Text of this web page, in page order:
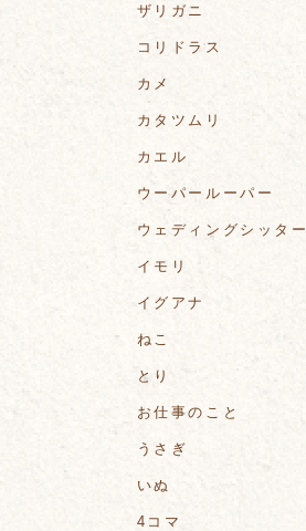
ザリガニ
コリドラス
カメ
カタツムリ
カエル
ウーパールーパー
ウェディングシッター
イモリ
イグアナ
ねこ
とり
お仕事のこと
うさぎ
いぬ
4コマ